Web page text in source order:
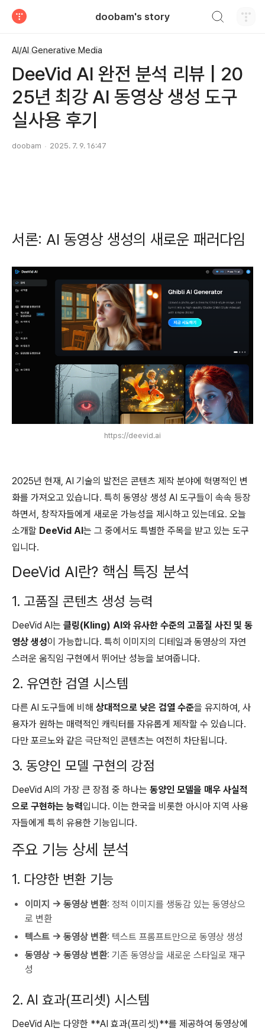
doobam's story
AI/AI Generative Media
DeeVid AI 완전 분석 리뷰 | 20
25년 최강 AI 동영상 생성 도구
실사용 후기
doobam 2025. 7. 9. 16:47
서론: AI 동영상 생성의 새로운 패러다임
https://deevid.ai
2025년 현재, AI 기술의 발전은 콘텐츠 제작 분야에 혁명적인 변
화를 가져오고 있습니다. 특히 동영상 생성 AI 도구들이 속속 등장
하면서, 창작자들에게 새로운 가능성을 제시하고 있는데요. 오늘
소개할 DeeVid AI는 그 중에서도 특별한 주목을 받고 있는 도구
입니다.
DeeVid AI란? 핵심 특징 분석
1. 고품질 콘텐츠 생성 능력
DeeVid AI는 클링(Kling) AI와 유사한 수준의 고품질 사진 및 동
영상 생성이 가능합니다. 특히 이미지의 디테일과 동영상의 자연
스러운 움직임 구현에서 뛰어난 성능을 보여줍니다.
2. 유연한 검열 시스템
다른 AI 도구들에 비해 상대적으로 낮은 검열 수준을 유지하여, 사
용자가 원하는 매력적인 캐릭터를 자유롭게 제작할 수 있습니다.
다만 포르노와 같은 극단적인 콘텐츠는 여전히 차단됩니다.
3. 동양인 모델 구현의 강점
DeeVid AI의 가장 큰 장점 중 하나는 동양인 모델을 매우 사실적
으로 구현하는 능력입니다. 이는 한국을 비롯한 아시아 지역 사용
자들에게 특히 유용한 기능입니다.
주요 기능 상세 분석
1. 다양한 변환 기능
이미지 → 동영상 변환: 정적 이미지를 생동감 있는 동영상으
로 변환
텍스트 → 동영상 변환: 텍스트 프롬프트만으로 동영상 생성
동영상 → 동영상 변환: 기존 동영상을 새로운 스타일로 재구
성
2. AI 효과(프리셋) 시스템
DeeVid AI는 다양한 **AI 효과(프리셋)**를 제공하여 동영상에